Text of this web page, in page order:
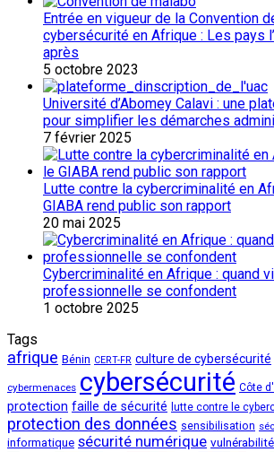
Entrée en vigueur de la Convention
cybersécurité en Afrique : Les pays
après
5 octobre 2023
Université d’Abomey Calavi : une
pour simplifier les démarches
7 février 2025
Lutte contre la cybercriminalité en
GIABA rend public son rapport
20 mai 2025
Cybercriminalité en Afrique : quand
professionnelle se confondent
1 octobre 2025
Tags
afrique Bénin CERT-FR culture de cybersécurité
cybermenaces cybersécurité Côte
protection faille de sécurité lutte contre le
protection des données sensibilisation
informatique sécurité numérique